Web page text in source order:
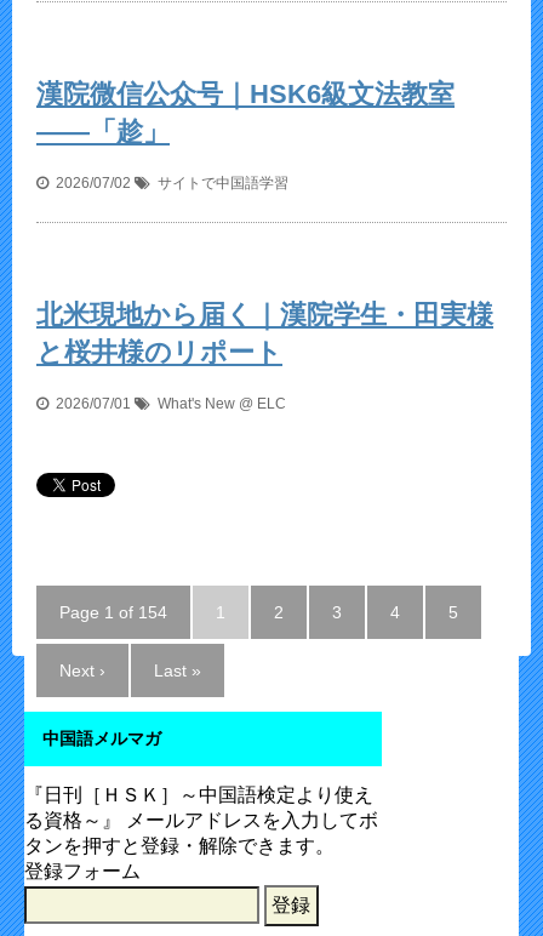
漢院微信公众号｜HSK6級文法教室
——「趁」
2026/07/02 サイトで中国語学習
北米現地から届く｜漢院学生・田実様
と桜井様のリポート
2026/07/01 What's New @ ELC
Page 1 of 154 1 2 3 4 5
Next › Last »
中国語メルマガ
『日刊［ＨＳＫ］～中国語検定より使え
る資格～』 メールアドレスを入力してボ
タンを押すと登録・解除できます。
登録フォーム